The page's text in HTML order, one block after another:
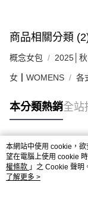
商品相關分類
概念女包 2025│秋
女┃WOMENS 各
本分類熱銷全站
熱門標籤
本網站中使用 cookie，欲
望在電腦上使用 cookie
權條款 」之 Cookie 聲明
用條款之 Cookie 聲明使
了解更多 >